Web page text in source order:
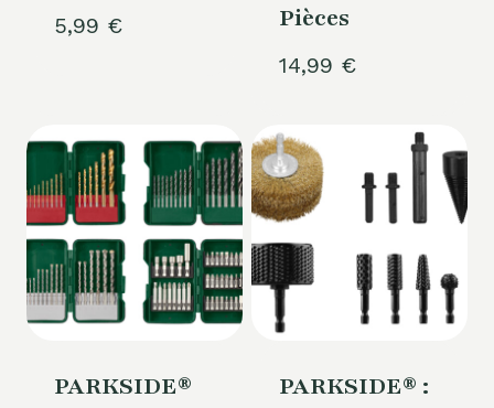
5,99 €
Pièces
14,99 €
PARKSIDE®
PARKSIDE® :